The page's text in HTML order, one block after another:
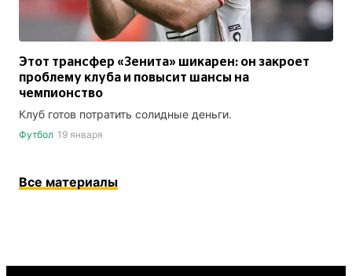
Этот трансфер «Зенита» шикарен: он закроет
проблему клуба и повысит шансы на
чемпионство
Клуб готов потратить солидные деньги.
Футбол 19 января
Все материалы